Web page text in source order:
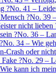
?No. 41 –
?No. 39
nicht lieben
?No. 36 –
No. 34 – Wie
Crash oder
?No. 29 –
kann ich